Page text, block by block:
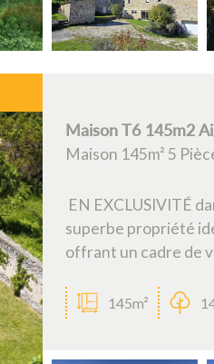
Maison T6 145m2
Maison 145m² 5
EN EXCLUSIVITÉ
superbe propriété
offrant un cadre de
145m²